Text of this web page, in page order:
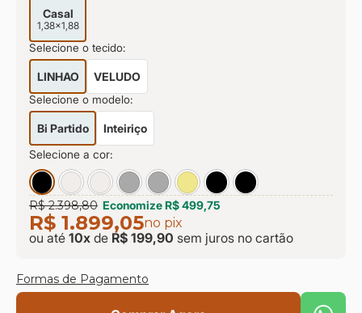
Casal
1,38x1,88
Selecione o tecido:
LINHAO VELUDO
Selecione o modelo:
Bi Partido
Inteiriço
Selecione a cor:
R$ 2.398,80 EconomizeR$ 499,75
R$ 1.899,05no pix
ou até 10x de R$ 199,90 sem juros no cartão
Formas de Pagamento